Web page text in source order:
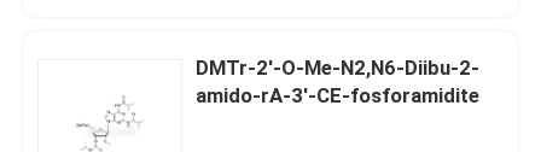
Fosforamiditi
DMTr-2'-O-Me-N2,N6-Diibu-2-
amido-rA-3'-CE-fosforamidite